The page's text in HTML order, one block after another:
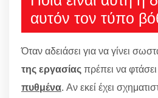
αυτόν τον τύπο
Όταν αδειάσει για να γίνει
της εργασίαςπρέπει να
πυθμένα. Αν εκεί έχει